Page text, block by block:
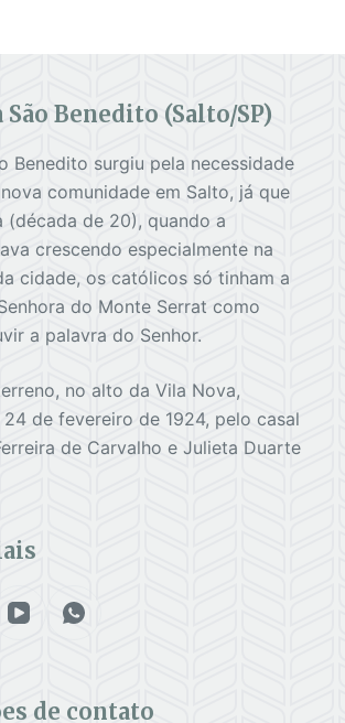
São Benedito (Salto/SP)
Benedito surgiu pela necessidade
comunidade em Salto, já que
(década de 20), quando a
crescendo especialmente na
cidade, os católicos só tinham a
do Monte Serrat como
a palavra do Senhor.
no alto da Vila Nova,
de fevereiro de 1924, pelo casal
de Carvalho e Julieta Duarte
de contato